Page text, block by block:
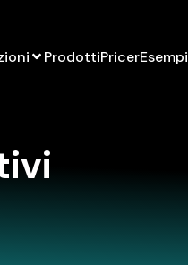
ProdottiPricerEsempi